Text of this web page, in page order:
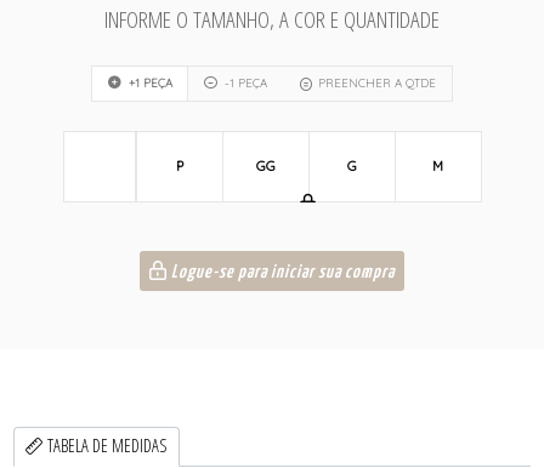
INFORME O TAMANHO, A COR E QUANTIDADE
+1 PEÇA -1 PEÇA PREENCHER A QTDE
P GG G M
Logue-se para iniciar sua compra
TABELA DE MEDIDAS